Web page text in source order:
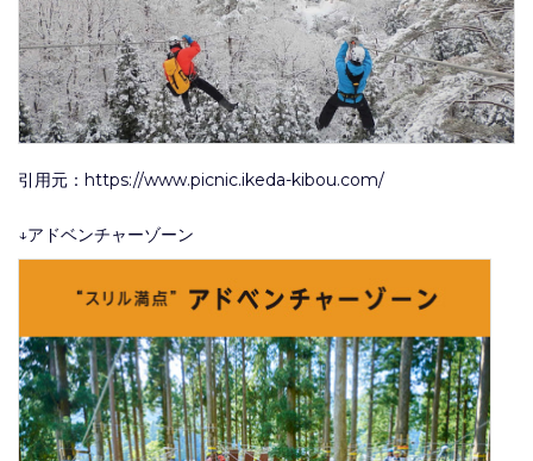
引用元：https://www.picnic.ikeda-kibou.com/
↓アドベンチャーゾーン